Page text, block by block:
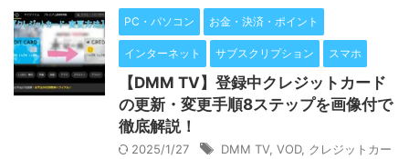
PC・パソコン お金・決済・ポイント
インターネット サブスクリプション スマホ
【DMM TV】登録中クレジットカード
の更新・変更手順8ステップを画像付で
徹底解説！
2025/1/27 DMM TV, VOD, クレジットカー